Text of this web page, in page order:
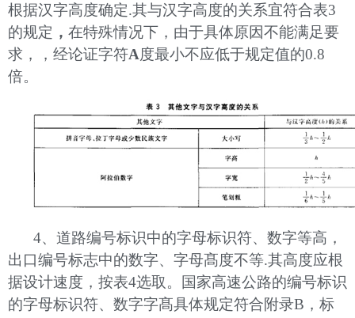
根据汉字高度确定.其与汉字高度的关系宜符合表3
的规定 ， 在特殊情况下，由于具体原因不能满足要
求，，经论证字符A度最小不应低于规定值的0.8
倍。
4、道路编号标识中的字母标识符、数字等高，
出口编号标志中的数字、字母髙度不等.其高度应根
据设计速度，按表4选取。国家高速公路的编号标识
的字母标识符、数字字髙具体规定符合附录B，标